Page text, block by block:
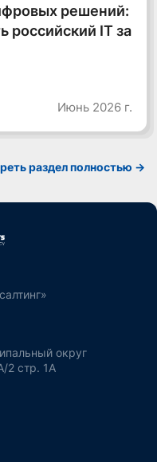
решений:
российский IT за
Июнь 2026 г.
раздел полностью ->
округ
2 стр. 1А